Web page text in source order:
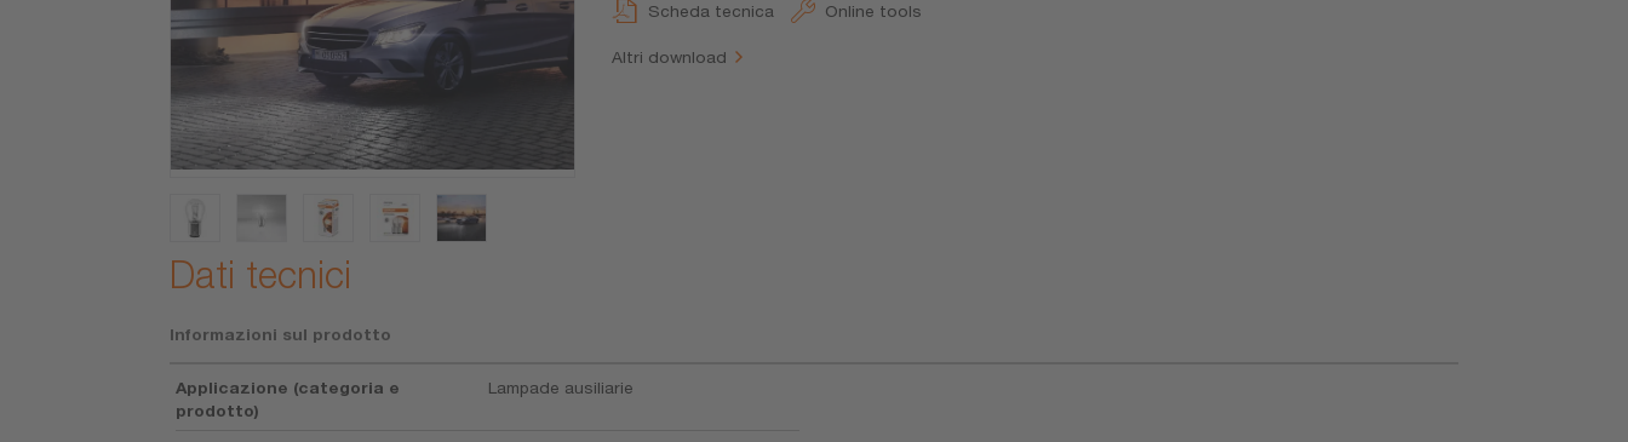
Scheda tecnica Online tools
Altri download
Dati tecnici
Informazioni sul prodotto
Applicazione (categoria e
prodotto)
Lampade ausiliarie